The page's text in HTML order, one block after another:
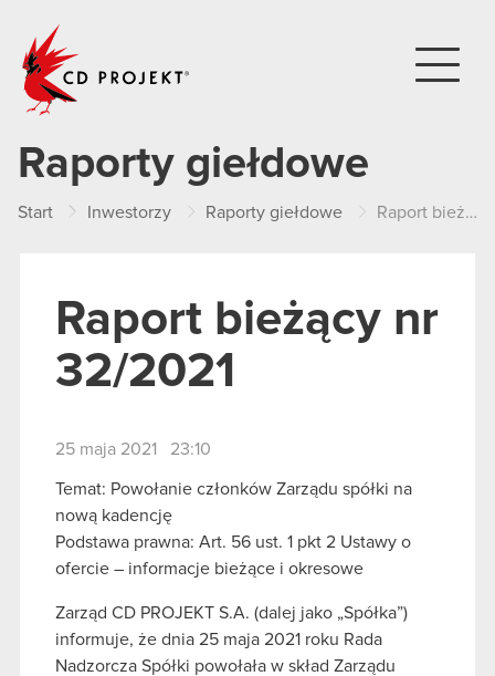
Raporty giełdowe
Start Inwestorzy Raporty giełdowe Raport bieżący nr 32/2021
Raport bieżący nr
32/2021
25 maja 2021 23:10
Temat: Powołanie członków Zarządu spółki na
nową kadencję
Podstawa prawna: Art. 56 ust. 1 pkt 2 Ustawy o
ofercie – informacje bieżące i okresowe
Zarząd CD PROJEKT S.A. (dalej jako „Spółka”)
informuje, że dnia 25 maja 2021 roku Rada
Nadzorcza Spółki powołała w skład Zarządu